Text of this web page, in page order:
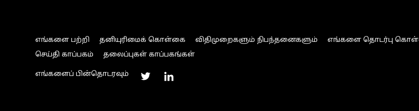
எங்களை பற்றி தனியுரிமைக் கொள்கை விதிமுறைகளும் நிபந்தனைகளும் எங்களை தொடர்பு
செய்தி காப்பகம்
தலைப்புகள் காப்பகங்கள்
எங்களைப் பின்தொடரவும்